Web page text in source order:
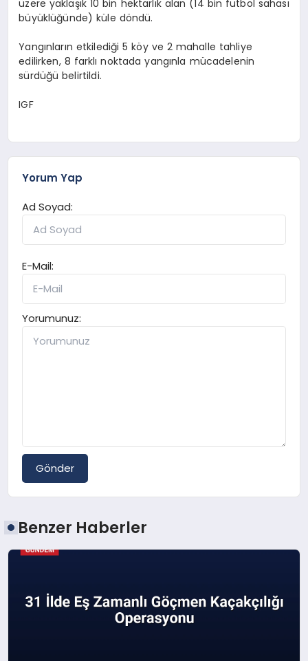
üzere yaklaşık 10 bin hektarlık alan (14 bin futbol sahası
büyüklüğünde) küle döndü.
Yangınların etkilediği 5 köy ve 2 mahalle tahliye
edilirken, 8 farklı noktada yangınla mücadelenin
sürdüğü belirtildi.
IGF
Yorum Yap
Ad Soyad:
E-Mail:
Yorumunuz:
Gönder
Benzer Haberler